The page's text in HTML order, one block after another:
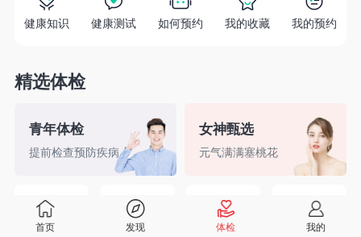
健康知识 健康测试 如何预约 我的收藏 我的预约
精选体检
青年体检
提前检查预防疾病
女神甄选
元气满满塞桃花
精英白领 备孕检查 入职体检 婚前检查
首页 发现 体检 我的